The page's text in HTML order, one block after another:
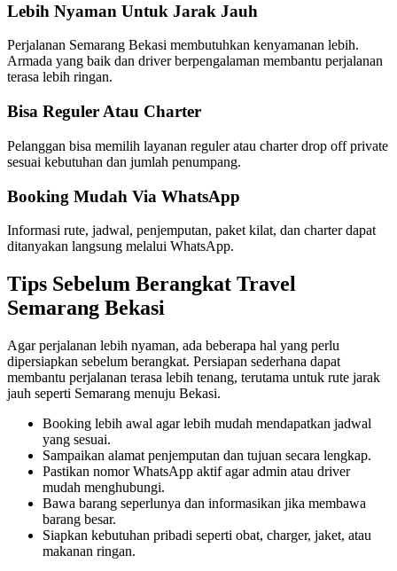
Lebih Nyaman Untuk Jarak Jauh
Perjalanan Semarang Bekasi membutuhkan kenyamanan lebih.
Armada yang baik dan driver berpengalaman membantu perjalanan
terasa lebih ringan.
Bisa Reguler Atau Charter
Pelanggan bisa memilih layanan reguler atau charter drop off private
sesuai kebutuhan dan jumlah penumpang.
Booking Mudah Via WhatsApp
Informasi rute, jadwal, penjemputan, paket kilat, dan charter dapat
ditanyakan langsung melalui WhatsApp.
Tips Sebelum Berangkat Travel
Semarang Bekasi
Agar perjalanan lebih nyaman, ada beberapa hal yang perlu
dipersiapkan sebelum berangkat. Persiapan sederhana dapat
membantu perjalanan terasa lebih tenang, terutama untuk rute jarak
jauh seperti Semarang menuju Bekasi.
Booking lebih awal agar lebih mudah mendapatkan jadwal
yang sesuai.
Sampaikan alamat penjemputan dan tujuan secara lengkap.
Pastikan nomor WhatsApp aktif agar admin atau driver
mudah menghubungi.
Bawa barang seperlunya dan informasikan jika membawa
barang besar.
Siapkan kebutuhan pribadi seperti obat, charger, jaket, atau
makanan ringan.